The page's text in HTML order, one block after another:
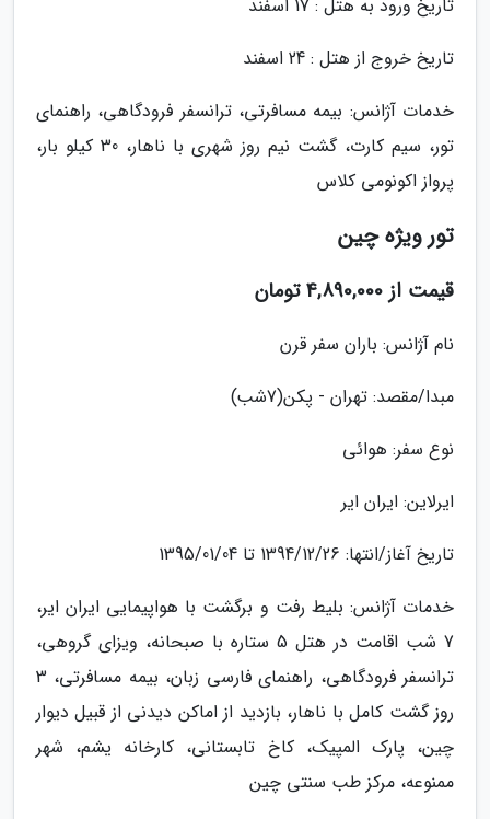
تاریخ ورود به هتل : 17 اسفند
تاریخ خروج از هتل : 24 اسفند
خدمات آژانس: بیمه مسافرتی، ترانسفر فرودگاهی، راهنمای
تور، سیم کارت، گشت نیم روز شهری با ناهار، 30 کیلو بار،
پرواز اکونومی کلاس
تور ویژه چین
قیمت از 4,890,000 تومان
نام آژانس: باران سفر قرن
مبدا/مقصد: تهران - پکن(7شب)
نوع سفر: هوائی
ایرلاین: ایران ایر
تاریخ آغاز/انتها: 1394/12/26 تا 1395/01/04
خدمات آژانس: بلیط رفت و برگشت با هواپیمایی ایران ایر،
7 شب اقامت در هتل 5 ستاره با صبحانه، ویزای گروهی،
ترانسفر فرودگاهی، راهنمای فارسی زبان، بیمه مسافرتی، 3
روز گشت کامل با ناهار، بازدید از اماکن دیدنی از قبیل دیوار
چین، پارک المپیک، کاخ تابستانی، کارخانه یشم، شهر
ممنوعه، مرکز طب سنتی چین